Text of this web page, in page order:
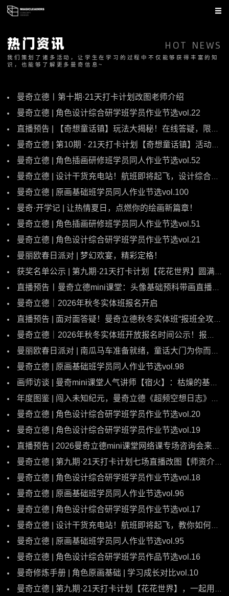
热门资讯 HOT NEWS
我们策划了诸多活动，让学生在学习的过程中不仅能够获得丰富的知
识，也能够了解更多曼奇信息~
曼奇立德丨第十期·21天打卡计划改图老师介绍
曼奇立德 | 角色设计综合研学班学员作业节选vol.22
直播预告 | 【奇想童话镇】玩法大揭秘！在线答疑，限量周边等你来拿～
曼奇立德 | 第10期 · 21天打卡计划【奇想童话镇】活动简介
曼奇立德 | 角色插画研修班学员同人作业节选vol.52
曼奇立德 | 设计干货充电站！航班即将起飞，设计综合班改图合集分享（一）
曼奇立德 | 原画基础班学员同人作业节选vol.100
曼奇·开学记 | 让热情夏日，点燃你的绘画新篇章！
曼奇立德 | 角色插画研修班学员同人作业节选vol.51
曼奇立德 | 角色设计综合研学班学员作业节选vol.21
曼丽欧春日派对 | 梦幻欢宴，精彩定格！
获奖名单公示 | 第九期·21天打卡计划【花花世界】圆满收官！
直播预告丨曼奇立德mini课堂：头像基础预科带画直播即将开启！
曼奇立德｜2026年秋冬实体班报名开启
直播预告 | 面对面答疑！曼奇立德秋冬实体班“报班全攻略”专场直播重磅开讲！
曼奇立德｜2026年秋冬实体班开放报名时间公示！报班须知抢先看
曼丽欧春日派对 | 南瓜马车准备就绪，童话大门为你而开！
曼奇立德 | 原画基础班学员同人作业节选vol.98
画师访谈 | 曼奇mini课堂人气讲师【宿火】：枯燥的基本功，是绘画一本万利的投资
年度图鉴 | 闯入未知纪元，曼奇立德《超频空想日志》即刻解锁！
曼奇立德 | 角色设计综合研学班学员作业节选vol.20
曼奇立德 | 角色设计综合研学班学员作业节选vol.19
直播预告 | 2026曼奇立德mini课堂网络课专场咨询会来啦~
曼奇立德 | 第九期·21天打卡计划七场直播改图【师资介绍】
曼奇立德 | 角色设计综合研学班学员作业节选vol.18
曼奇立德 | 原画基础班学员同人作业节选vol.96
曼奇立德 | 角色设计综合研学班学员作业节选vol.17
曼奇立德 | 设计干货充电站！航班即将起飞，教你如何从图形入手调整强化角色锚点！
曼奇立德 | 原画基础班学员同人作业节选vol.95
曼奇立德 | 角色设计综合研学班学员作品节选vol.16
曼奇修炼手册 | 角色原画基础 | 学习成长对比vol.10
曼奇立德 | 第九期·21天打卡计划【花花世界】，一起用画笔奔赴这场绘画盛宴！